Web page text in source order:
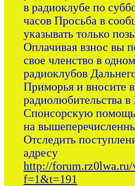
в радиоклубе по
часов Просьба в
указывать только
Оплачивая взнос вы
свое членство в
радиоклубов
Приморья и вносите
радиолюбительства
Спонсорскую
на
Отследить
адресу
http://
f=1&t=191